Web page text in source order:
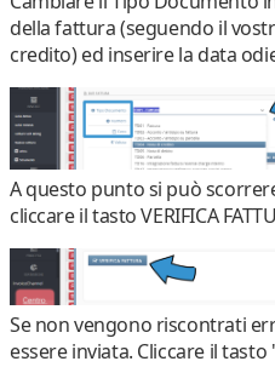
della fattura (seguendo il
credito) ed inserire la data
A questo punto si può
cliccare il tastoVERIFICA
Se non vengono riscontrati
essere inviata. Cliccare il tasto